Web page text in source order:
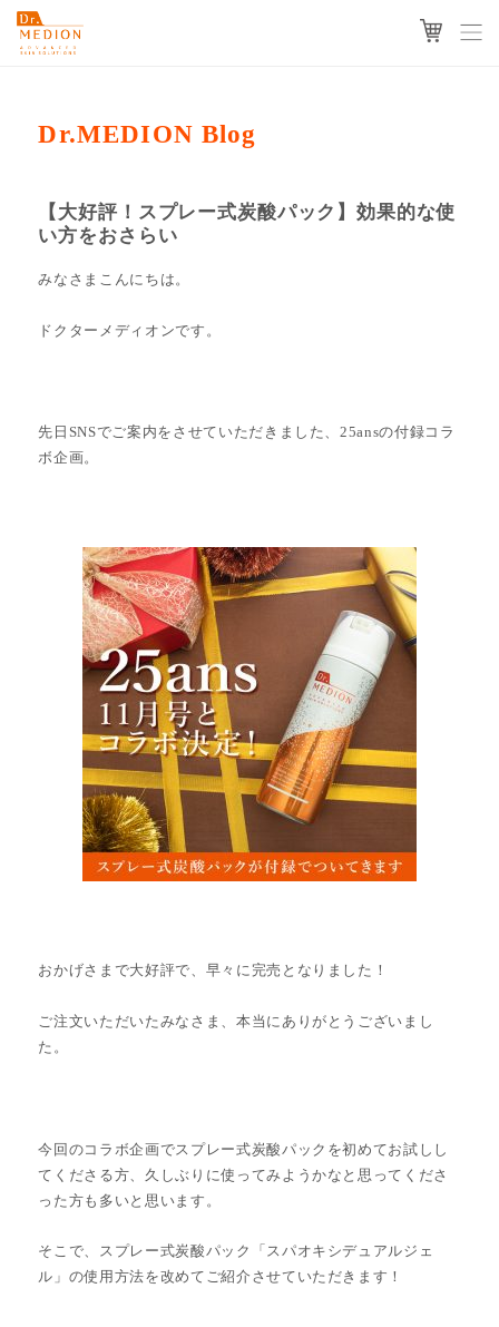
Dr.MEDION Blog
【大好評！スプレー式炭酸パック】効果的な使
い方をおさらい
みなさまこんにちは。
ドクターメディオンです。
先日SNSでご案内をさせていただきました、25ansの付録コラ
ボ企画。
おかげさまで大好評で、早々に完売となりました！
ご注文いただいたみなさま、本当にありがとうございまし
た。
今回のコラボ企画でスプレー式炭酸パックを初めてお試しし
てくださる方、久しぶりに使ってみようかなと思ってくださ
った方も多いと思います。
そこで、スプレー式炭酸パック「スパオキシデュアルジェ
ル」の使用方法を改めてご紹介させていただきます！